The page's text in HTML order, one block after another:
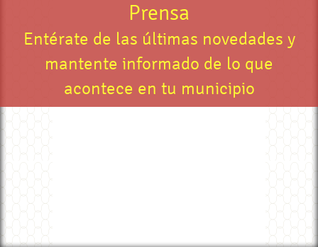
Prensa
Entérate de las últimas novedades y
mantente informado de lo que
acontece en tu municipio